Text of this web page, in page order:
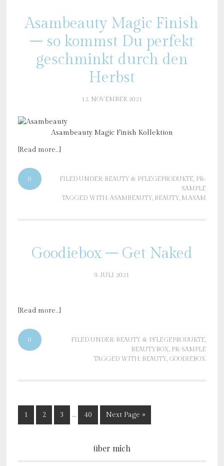
Asambeauty Magic Finish
– so kommst Du perfekt
geschminkt durch den
Herbst
12. NOVEMBER 2021
Asambeauty Magic Finish Kollektion
[Read more…]
0 FILED UNDER: BEAUTY & PFLEGEPRODUKTE, PR-
SAMPLE
TAGGED WITH:ASAMBEAUTY, BEAUTY, M.ASAM
Goodiebox – Get Naked
9. JULI 2021
[Read more…]
0 FILED UNDER: BEAUTY & PFLEGEPRODUKTE,
BEAUTYBOX, PR-SAMPLE
TAGGED WITH: BEAUTY, GOODIEBOX
1 2 3 … 40 Next Page »
über mich